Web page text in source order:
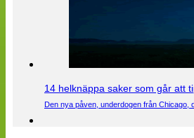
14 helknäppa saker som går att
Den nya påven, underdogen från